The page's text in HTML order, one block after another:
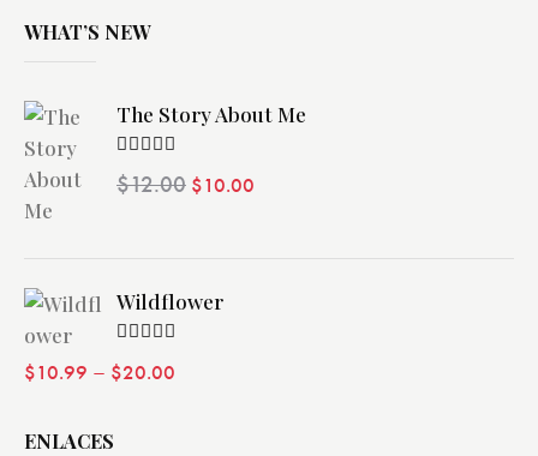
WHAT’S NEW
The Story About Me
Valorado
con4.00
$12.00 $10.00
Wildflower
con4.00
$10.99 – $20.00
ENLACES